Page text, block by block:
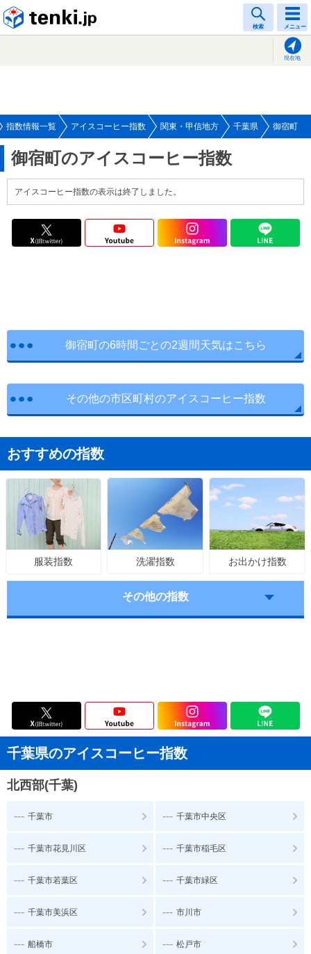
検索 メニュー
現在地
指数情報一覧 アイスコーヒー指数 関東・甲信地方 千葉県 御宿町
御宿町のアイスコーヒー指数
アイスコーヒー指数の表示は終了しました。
御宿町の6時間ごとの2週間天気はこちら
その他の市区町村のアイスコーヒー指数
おすすめの指数
服装指数 洗濯指数 お出かけ指数
その他の指数
千葉県のアイスコーヒー指数
北西部(千葉)
--- 千葉市 --- 千葉市中央区
--- 千葉市花見川区 --- 千葉市稲毛区
--- 千葉市若葉区 --- 千葉市緑区
--- 千葉市美浜区 --- 市川市
--- 船橋市 --- 松戸市